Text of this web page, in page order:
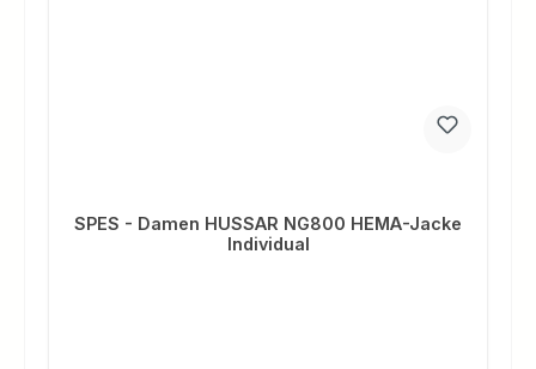
SPES - Damen HUSSAR NG800 HEMA-Jacke
Individual